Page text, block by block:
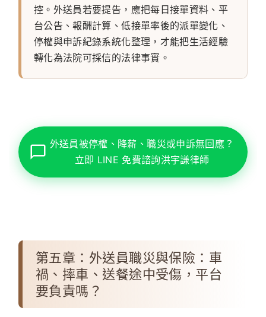
控。外送員若要提告，應把每日接單資料、平
台公告、報酬計算、低接單率後的派單變化、
停權與申訴紀錄系統化整理，才能把生活經驗
轉化為法院可採信的法律事實。
外送員被停權、降薪、職災或申訴無回應？
立即 LINE 免費諮詢洪宇謙律師
第五章：外送員職災與保險：車
禍、摔車、送餐途中受傷，平台
要負責嗎？